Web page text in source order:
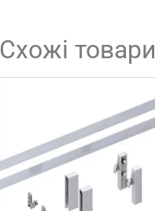
Схожі товари